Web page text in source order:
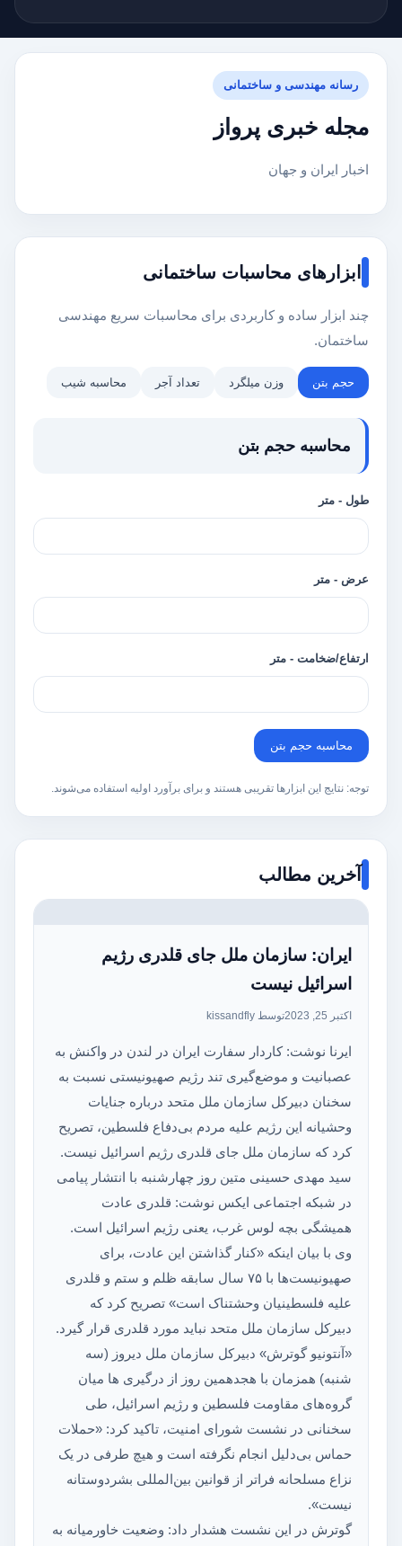
رسانه مهندسی و ساختمانی
مجله خبری پرواز
اخبار ایران و جهان
ابزارهای محاسبات ساختمانی
چند ابزار ساده و کاربردی برای محاسبات سریع مهندسی
ساختمان.
حجم بتن وزن میلگرد تعداد آجر محاسبه شیب
محاسبه حجم بتن
طول - متر
عرض - متر
ارتفاع/ضخامت - متر
محاسبه حجم بتن
توجه: نتایج این ابزارها تقریبی هستند و برای برآورد اولیه استفاده می‌شوند.
آخرین مطالب
ایران: سازمان ملل جای قلدری رژیم
اسرائیل نیست
اکتبر 25, 2023 توسط kissandfly
ایرنا نوشت: کاردار سفارت ایران در لندن در واکنش به
عصبانیت و موضع‌گیری تند رژیم صهیونیستی نسبت به
سخنان دبیرکل سازمان ملل متحد درباره جنایات
وحشیانه این رژیم علیه مردم بی‌دفاع فلسطین، تصریح
کرد که سازمان ملل جای قلدری رژیم اسرائیل نیست.
سید مهدی حسینی متین روز چهارشنبه با انتشار پیامی
در شبکه اجتماعی ایکس نوشت: قلدری عادت
همیشگی بچه لوس غرب، یعنی رژیم اسرائیل است.
وی با بیان اینکه «کنار گذاشتن این عادت، برای
صهیونیست‌ها با ۷۵ سال سابقه ظلم و ستم و قلدری
علیه فلسطینیان وحشتناک است» تصریح کرد که
دبیرکل سازمان ملل متحد نباید مورد قلدری قرار گیرد.
«آنتونیو گوترش» دبیرکل سازمان ملل دیروز (سه
شنبه) همزمان با هجدهمین روز از درگیری ها میان
گروه‌های مقاومت فلسطین و رژیم اسرائیل، طی
سخنانی در نشست شورای امنیت، تاکید کرد: «حملات
حماس بی‌دلیل انجام نگرفته است و هیچ طرفی در یک
نزاع مسلحانه فراتر از قوانین بین‌المللی بشردوستانه
نیست».
گوترش در این نشست هشدار داد: وضعیت خاورمیانه به